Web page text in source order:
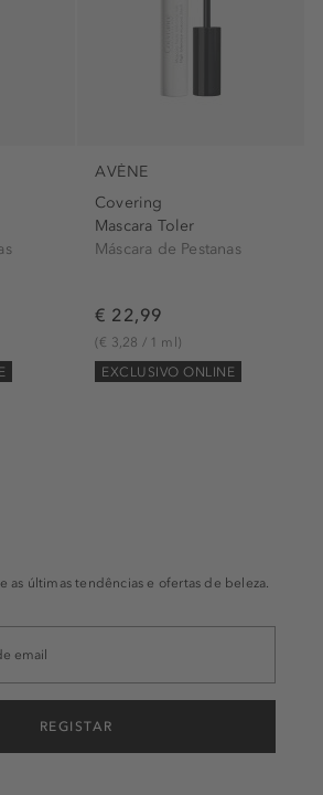
AVÈNE
Covering
Mascara Toler
Máscara de Pestanas
€ 22,99
(€ 3,28 / 1 ml)
EXCLUSIVO ONLINE
as últimas tendências e ofertas de beleza.
REGISTAR